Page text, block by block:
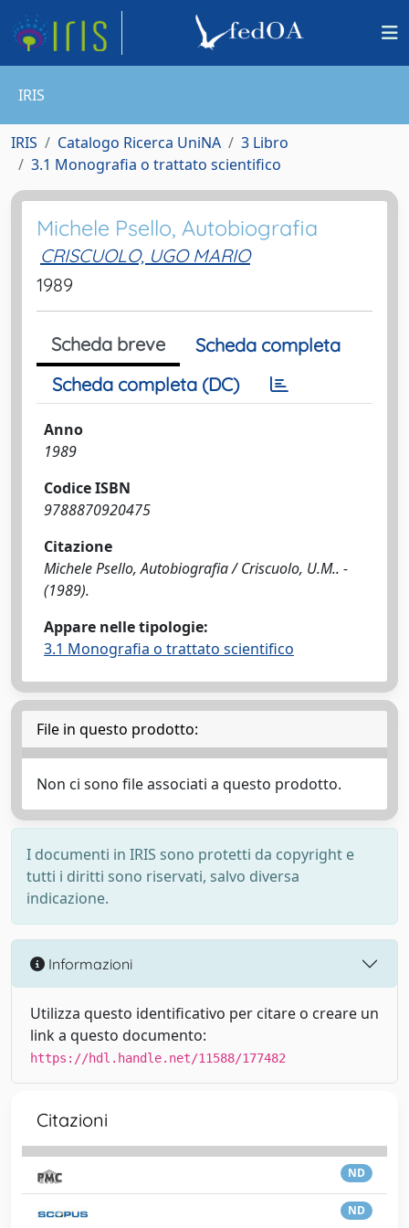
IRIS
IRIS Catalogo Ricerca UniNA
3 Libro
3.1 Monografia o trattato scientifico
Michele Psello, Autobiografia
CRISCUOLO, UGO MARIO
1989
Scheda breve
Scheda completa
Scheda completa (DC)
Anno
1989
Codice ISBN
9788870920475
Citazione
Michele Psello, Autobiografia / Criscuolo, U.M.. -
(1989).
Appare nelle tipologie:
3.1 Monografia o trattato scientifico
File in questo prodotto:
Non ci sono file associati a questo prodotto.
I documenti in IRIS sono protetti da copyright e
tutti i diritti sono riservati, salvo diversa
indicazione.
Informazioni
Utilizza questo identificativo per citare o creare un
link a questo documento:
https://hdl.handle.net/11588/177482
Citazioni
ND
ND